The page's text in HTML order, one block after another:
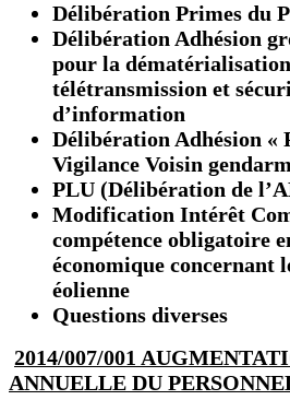
Délibération Primes du
Délibération Adhésion
pour la
télétransmission et
d’information
Délibération Adhésion «
Vigilance Voisin
PLU (Délibération de
Modification Intérêt
compétence obligatoire
économique concernant
éolienne
Questions diverses
2014/007/001
ANNUELLE DU